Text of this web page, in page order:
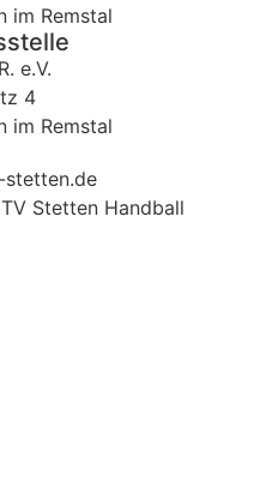
im Remstal
e.V.
4
im Remstal
stetten.de
Stetten Handball